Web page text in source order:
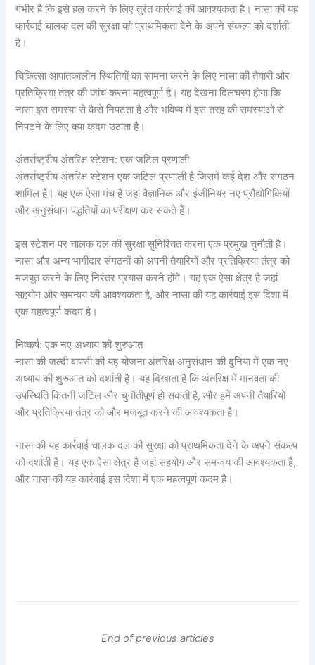
गंभीर है कि इसे हल करने के लिए तुरंत कार्रवाई की आवश्यकता है। नासा की यह
कार्रवाई चालक दल की सुरक्षा को प्राथमिकता देने के अपने संकल्प को दर्शाती
है।
चिकित्सा आपातकालीन स्थितियों का सामना करने के लिए नासा की तैयारी और
प्रतिक्रिया तंत्र की जांच करना महत्वपूर्ण है। यह देखना दिलचस्प होगा कि
नासा इस समस्या से कैसे निपटता है और भविष्य में इस तरह की समस्याओं से
निपटने के लिए क्या कदम उठाता है।
अंतर्राष्ट्रीय अंतरिक्ष स्टेशन: एक जटिल प्रणाली
अंतर्राष्ट्रीय अंतरिक्ष स्टेशन एक जटिल प्रणाली है जिसमें कई देश और संगठन
शामिल हैं। यह एक ऐसा मंच है जहां वैज्ञानिक और इंजीनियर नए प्रौद्योगिकियों
और अनुसंधान पद्धतियों का परीक्षण कर सकते हैं।
इस स्टेशन पर चालक दल की सुरक्षा सुनिश्चित करना एक प्रमुख चुनौती है।
नासा और अन्य भागीदार संगठनों को अपनी तैयारियों और प्रतिक्रिया तंत्र को
मजबूत करने के लिए निरंतर प्रयास करने होंगे। यह एक ऐसा क्षेत्र है जहां
सहयोग और समन्वय की आवश्यकता है, और नासा की यह कार्रवाई इस दिशा में
एक महत्वपूर्ण कदम है।
निष्कर्ष: एक नए अध्याय की शुरुआत
नासा की जल्दी वापसी की यह योजना अंतरिक्ष अनुसंधान की दुनिया में एक नए
अध्याय की शुरुआत को दर्शाती है। यह दिखाता है कि अंतरिक्ष में मानवता की
उपस्थिति कितनी जटिल और चुनौतीपूर्ण हो सकती है, और हमें अपनी तैयारियों
और प्रतिक्रिया तंत्र को और मजबूत करने की आवश्यकता है।
नासा की यह कार्रवाई चालक दल की सुरक्षा को प्राथमिकता देने के अपने संकल्प
को दर्शाती है। यह एक ऐसा क्षेत्र है जहां सहयोग और समन्वय की आवश्यकता है,
और नासा की यह कार्रवाई इस दिशा में एक महत्वपूर्ण कदम है।
End of previous articles